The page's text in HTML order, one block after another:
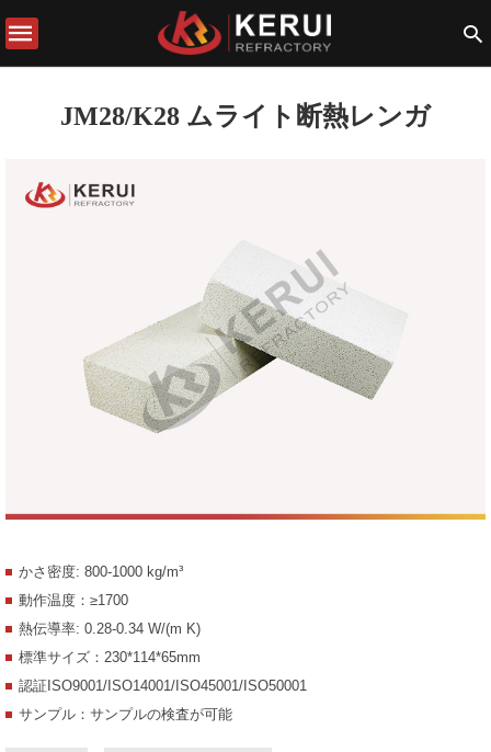
JM28/K28 ムライト断熱レンガ
かさ密度: 800-1000 kg/m³
動作温度：≥1700
熱伝導率: 0.28-0.34 W/(m K)
標準サイズ：230*114*65mm
認証ISO9001/ISO14001/ISO45001/ISO50001
サンプル：サンプルの検査が可能